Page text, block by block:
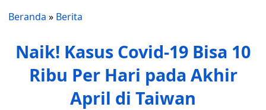
Beranda » Berita
Naik! Kasus Covid-19 Bisa 10
Ribu Per Hari pada Akhir
April di Taiwan